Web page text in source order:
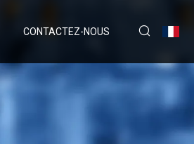
CONTACTEZ-NOUS